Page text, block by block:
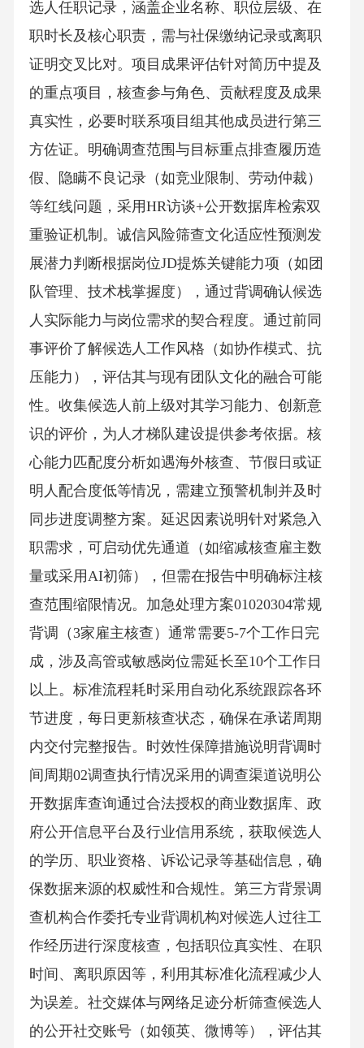
选人任职记录，涵盖企业名称、职位层级、在
职时长及核心职责，需与社保缴纳记录或离职
证明交叉比对。项目成果评估针对简历中提及
的重点项目，核查参与角色、贡献程度及成果
真实性，必要时联系项目组其他成员进行第三
方佐证。明确调查范围与目标重点排查履历造
假、隐瞒不良记录（如竞业限制、劳动仲裁）
等红线问题，采用HR访谈+公开数据库检索双
重验证机制。诚信风险筛查文化适应性预测发
展潜力判断根据岗位JD提炼关键能力项（如团
队管理、技术栈掌握度），通过背调确认候选
人实际能力与岗位需求的契合程度。通过前同
事评价了解候选人工作风格（如协作模式、抗
压能力），评估其与现有团队文化的融合可能
性。收集候选人前上级对其学习能力、创新意
识的评价，为人才梯队建设提供参考依据。核
心能力匹配度分析如遇海外核查、节假日或证
明人配合度低等情况，需建立预警机制并及时
同步进度调整方案。延迟因素说明针对紧急入
职需求，可启动优先通道（如缩减核查雇主数
量或采用AI初筛），但需在报告中明确标注核
查范围缩限情况。加急处理方案01020304常规
背调（3家雇主核查）通常需要5-7个工作日完
成，涉及高管或敏感岗位需延长至10个工作日
以上。标准流程耗时采用自动化系统跟踪各环
节进度，每日更新核查状态，确保在承诺周期
内交付完整报告。时效性保障措施说明背调时
间周期02调查执行情况采用的调查渠道说明公
开数据库查询通过合法授权的商业数据库、政
府公开信息平台及行业信用系统，获取候选人
的学历、职业资格、诉讼记录等基础信息，确
保数据来源的权威性和合规性。第三方背景调
查机构合作委托专业背调机构对候选人过往工
作经历进行深度核查，包括职位真实性、在职
时间、离职原因等，利用其标准化流程减少人
为误差。社交媒体与网络足迹分析筛查候选人
的公开社交账号（如领英、微博等），评估其